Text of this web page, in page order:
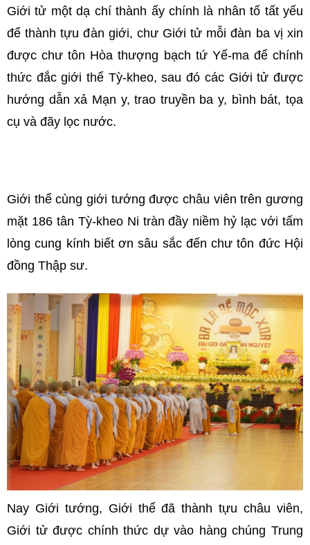
Giới tử một dạ chí thành ấy chính là nhân tố tất yếu
để thành tựu đàn giới, chư Giới tử mỗi đàn ba vị xin
được chư tôn Hòa thượng bạch tứ Yế-ma để chính
thức đắc giới thể Tỳ-kheo, sau đó các Giới tử được
hướng dẫn xả Mạn y, trao truyền ba y, bình bát, tọa
cụ và đãy lọc nước.
Giới thể cùng giới tướng được châu viên trên gương
mặt 186 tân Tỳ-kheo Ni tràn đầy niềm hỷ lạc với tấm
lòng cung kính biết ơn sâu sắc đến chư tôn đức Hội
đồng Thập sư.
Nay Giới tướng, Giới thể đã thành tựu châu viên,
Giới tử được chính thức dự vào hàng chúng Trung